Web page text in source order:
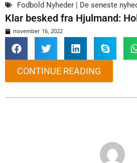
Fodbold Nyheder | De seneste
Klar besked fra Hjulmand:
november 16, 2022
CONTINUE READING